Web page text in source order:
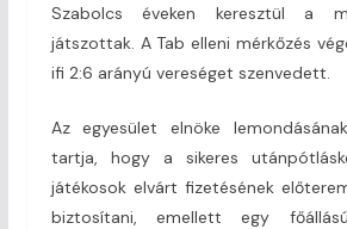
Szabolcs éveken keresztül a
játszottak. A Tab elleni mérkőzés
ifi 2:6 arányú vereséget szenvedett.
Az egyesület elnöke
tartja, hogy a sikeres
játékosok elvárt fizetésének
biztosítani, emellett egy